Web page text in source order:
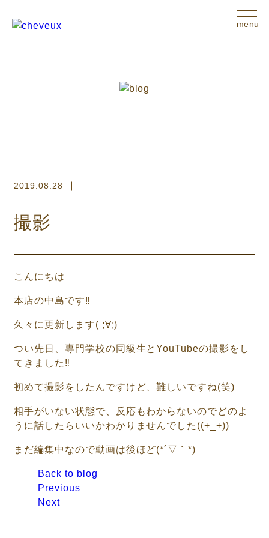
menu
2019.08.28
撮影
こんにちは
本店の中島です‼
久々に更新します( ;∀;)
つい先日、専門学校の同級生とYouTubeの撮影をし
てきました‼
初めて撮影をしたんですけど、難しいですね(笑)
相手がいない状態で、反応もわからないのでどのよ
うに話したらいいかわかりませんでした((+_+))
まだ編集中なので動画は後ほど(*´▽｀*)
Back to blog
Previous
Next